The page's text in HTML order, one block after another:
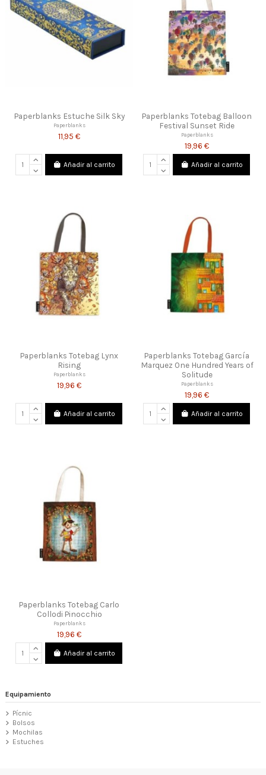
Paperblanks Estuche Silk Sky
Paperblanks
11,95 €
Añadir al carrito
Paperblanks Totebag Balloon
Festival Sunset Ride
Paperblanks
19,96 €
Añadir al carrito
Paperblanks Totebag Lynx
Rising
Paperblanks
19,96 €
Añadir al carrito
Paperblanks Totebag García
Marquez One Hundred Years of
Solitude
Paperblanks
19,96 €
Añadir al carrito
Paperblanks Totebag Carlo
Collodi Pinocchio
Paperblanks
19,96 €
Añadir al carrito
Equipamiento
Pícnic
Bolsos
Mochilas
Estuches